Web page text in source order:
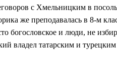
с Хмельницким в
же преподавалась в 8-м
богословское и люди, не
владел татарским и